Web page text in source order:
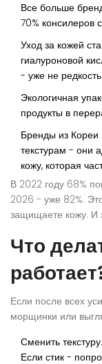
Все больше
70% консилеров
Уход за кожей
гиалуроновой
- уже не редкость.
Экологичная
продукты в
Бренды из
текстурам - они
кожу, которая
В 2022 году 68%
2026 - уже 82%.
защищаете кожу. И
Что
Если после всех
морщинки или
Сменить
Если стик -